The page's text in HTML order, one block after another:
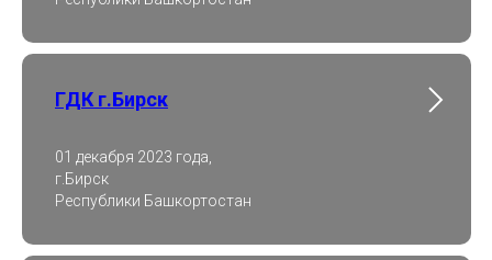
ГДК г.Бирск
01 декабря 2023 года,
г.Бирск
Республики Башкортостан